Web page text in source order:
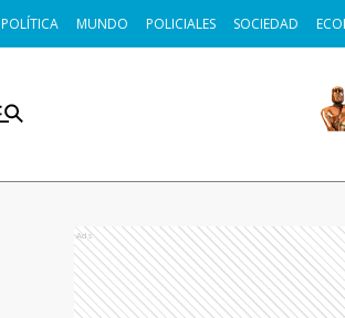
POLÍTICA MUNDO POLICIALES SOCIEDAD
Ads